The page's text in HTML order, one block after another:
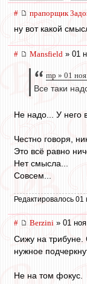
# прапорщик
ну вот какой
# Mansfield » 01
mp » 01
Все таки
Не надо... У него
Честно говоря,
Это всё равно
Нет смысла...
Совсем...
Редактировалось
# Berzini » 01
Сижу на трибуне.
нужное
Не на том фокус.